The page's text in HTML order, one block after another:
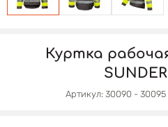
Куртка
Артикул: 30090 - 30095